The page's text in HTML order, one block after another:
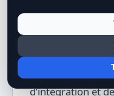
le “meilleur
dépend surtout
travail, de vos
niveau
d’intégration et